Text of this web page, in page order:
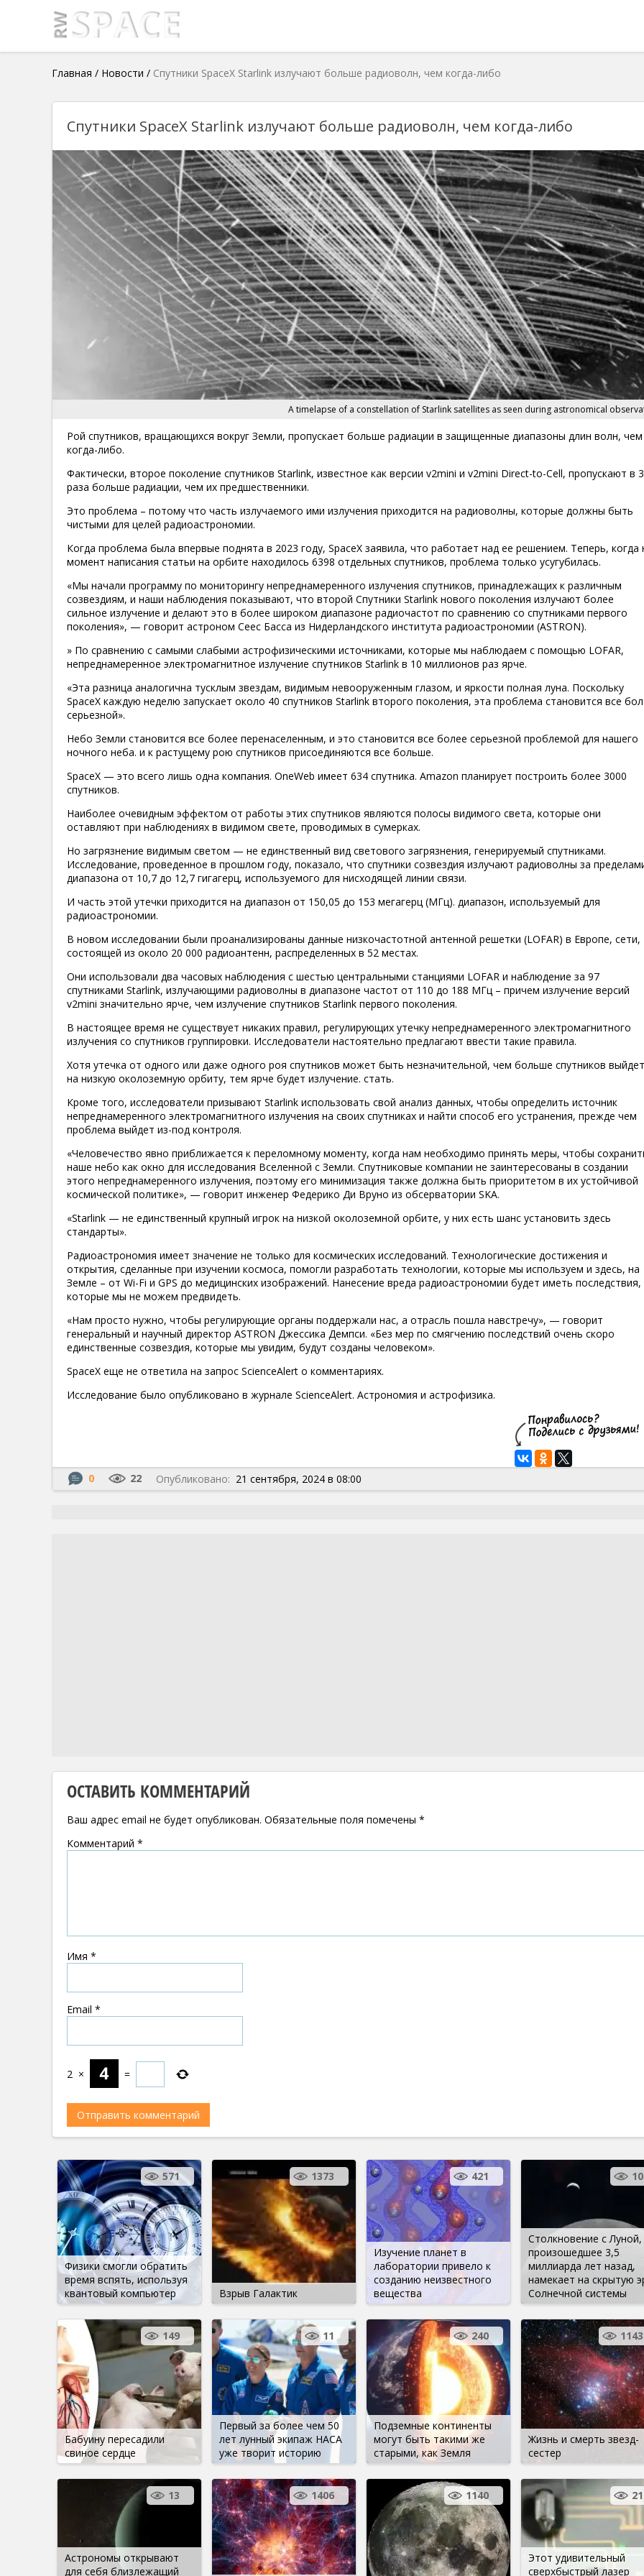
Главная / Новости / Спутники SpaceX Starlink излучают больше радиоволн, чем когда-либо
Спутники SpaceX Starlink излучают больше радиоволн, чем когда-либо
A timelapse of a constellation of Starlink satellites as seen during astronomical
Рой спутников, вращающихся вокруг Земли, пропускает больше радиации в защищенные диапазоны длин волн, чем
когда-либо.
Фактически, второе поколение спутников Starlink, известное как версии v2mini и v2mini Direct-to-Cell, пропускают в
раза больше радиации, чем их предшественники.
Это проблема – потому что часть излучаемого ими излучения приходится на радиоволны, которые должны быть
чистыми для целей радиоастрономии.
Когда проблема была впервые поднята в 2023 году, SpaceX заявила, что работает над ее решением. Теперь, когда
момент написания статьи на орбите находилось 6398 отдельных спутников, проблема только усугубилась.
«Мы начали программу по мониторингу непреднамеренного излучения спутников, принадлежащих к различным
созвездиям, и наши наблюдения показывают, что второй Спутники Starlink нового поколения излучают более
сильное излучение и делают это в более широком диапазоне радиочастот по сравнению со спутниками первого
поколения», — говорит астроном Сеес Басса из Нидерландского института радиоастрономии (ASTRON).
» По сравнению с самыми слабыми астрофизическими источниками, которые мы наблюдаем с помощью LOFAR,
непреднамеренное электромагнитное излучение спутников Starlink в 10 миллионов раз ярче.
«Эта разница аналогична тусклым звездам, видимым невооруженным глазом, и яркости полная луна. Поскольку
SpaceX каждую неделю запускает около 40 спутников Starlink второго поколения, эта проблема становится все
серьезной».
Небо Земли становится все более перенаселенным, и это становится все более серьезной проблемой для нашего
ночного неба. и к растущему рою спутников присоединяются все больше.
SpaceX — это всего лишь одна компания. OneWeb имеет 634 спутника. Amazon планирует построить более 3000
спутников.
Наиболее очевидным эффектом от работы этих спутников являются полосы видимого света, которые они
оставляют при наблюдениях в видимом свете, проводимых в сумерках.
Но загрязнение видимым светом — не единственный вид светового загрязнения, генерируемый спутниками.
Исследование, проведенное в прошлом году, показало, что спутники созвездия излучают радиоволны за
диапазона от 10,7 до 12,7 гигагерц, используемого для нисходящей линии связи.
И часть этой утечки приходится на диапазон от 150,05 до 153 мегагерц (МГц). диапазон, используемый для
радиоастрономии.
В новом исследовании были проанализированы данные низкочастотной антенной решетки (LOFAR) в Европе, сети,
состоящей из около 20 000 радиоантенн, распределенных в 52 местах.
Они использовали два часовых наблюдения с шестью центральными станциями LOFAR и наблюдение за 97
спутниками Starlink, излучающими радиоволны в диапазоне частот от 110 до 188 МГц – причем излучение версий
v2mini значительно ярче, чем излучение спутников Starlink первого поколения.
В настоящее время не существует никаких правил, регулирующих утечку непреднамеренного электромагнитного
излучения со спутников группировки. Исследователи настоятельно предлагают ввести такие правила.
Хотя утечка от одного или даже одного роя спутников может быть незначительной, чем больше спутников выйдет
на низкую околоземную орбиту, тем ярче будет излучение. стать.
Кроме того, исследователи призывают Starlink использовать свой анализ данных, чтобы определить источник
непреднамеренного электромагнитного излучения на своих спутниках и найти способ его устранения, прежде чем
проблема выйдет из-под контроля.
«Человечество явно приближается к переломному моменту, когда нам необходимо принять меры, чтобы
наше небо как окно для исследования Вселенной с Земли. Спутниковые компании не заинтересованы в создании
этого непреднамеренного излучения, поэтому его минимизация также должна быть приоритетом в их устойчивой
космической политике», — говорит инженер Федерико Ди Вруно из обсерватории SKA.
«Starlink — не единственный крупный игрок на низкой околоземной орбите, у них есть шанс установить здесь
стандарты».
Радиоастрономия имеет значение не только для космических исследований. Технологические достижения и
открытия, сделанные при изучении космоса, помогли разработать технологии, которые мы используем и здесь, на
Земле – от Wi-Fi и GPS до медицинских изображений. Нанесение вреда радиоастрономии будет иметь последствия,
которые мы не можем предвидеть.
«Нам просто нужно, чтобы регулирующие органы поддержали нас, а отрасль пошла навстречу», — говорит
генеральный и научный директор ASTRON Джессика Демпси. «Без мер по смягчению последствий очень скоро
единственные созвездия, которые мы увидим, будут созданы человеком».
SpaceX еще не ответила на запрос ScienceAlert о комментариях.
Исследование было опубликовано в журнале ScienceAlert. Астрономия и астрофизика.
0 22 Опубликовано: 21 сентября, 2024 в 08:00
ОСТАВИТЬ КОММЕНТАРИЙ
Ваш адрес email не будет опубликован. Обязательные поля помечены *
Комментарий *
Имя *
Email *
2 × =
Физики смогли обратить
время вспять, используя
квантовый компьютер
571
Взрыв Галактик
1373
Изучение планет в
лаборатории привело к
созданию неизвестного
вещества
421
Столкновение с Луной,
произошедшее 3,5
миллиарда лет назад,
намекает на скрытую
Солнечной системы
10
Бабуину пересадили
свиное сердце
149
Первый за более чем 50
лет лунный экипаж НАСА
уже творит историю
11
Подземные континенты
могут быть такими же
старыми, как Земля
240
Жизнь и смерть звезд-
сестер
1143
Астрономы открывают
для себя близлежащий
13 1406 1140
Этот удивительный
сверхбыстрый лазер
21